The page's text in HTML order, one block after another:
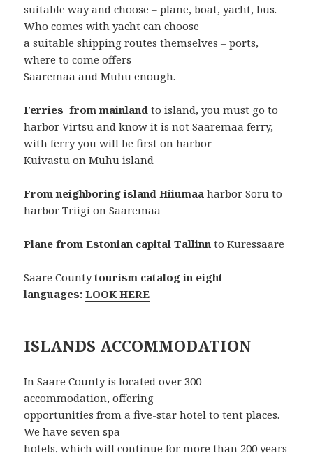
suitable way and choose – plane, boat, yacht, bus.
Who comes with yacht can choose
a suitable shipping routes themselves – ports,
where to come offers
Saaremaa and Muhu enough.
Ferries from mainland to island, you must go to
harbor Virtsu and know it is not Saaremaa ferry,
with ferry you will be first on harbor
Kuivastu on Muhu island
From neighboring island Hiiumaa harbor Sõru to
harbor Triigi on Saaremaa
Plane from Estonian capital Tallinn to Kuressaare
Saare Countytourism catalog in eight
languages:LOOK HERE
ISLANDS ACCOMMODATION
In Saare County is located over 300
accommodation, offering
opportunities from a five-star hotel to tent places.
We have seven spa
hotels, which will continue for more than 200 years